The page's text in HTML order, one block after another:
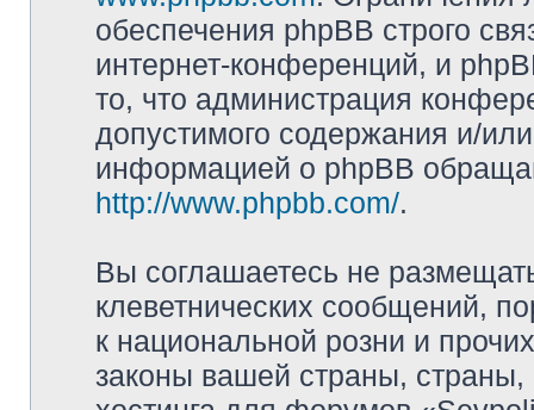
обеспечения phpBB строго
интернет-конференций, и
то, что администрация
допустимого содержания и/
информацией о phpBB
http://www.phpbb.com/.
Вы соглашаетесь не
клеветнических сообщений,
к национальной розни и
законы вашей страны, страны,